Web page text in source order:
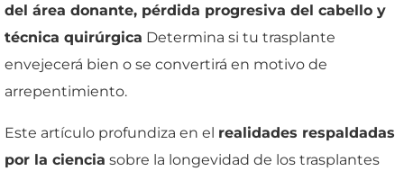
del área donante, pérdida progresiva del cabello y
técnica quirúrgica Determina si tu trasplante
envejecerá bien o se convertirá en motivo de
arrepentimiento.
Este artículo profundiza en el realidades respaldadas
por la ciencia sobre la longevidad de los trasplantes